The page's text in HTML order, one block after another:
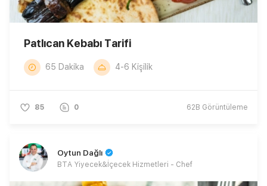
Patlıcan Kebabı Tarifi
65 Dakika 4-6 Kişilik
85 0 62B Görüntüleme
Oytun Dağlı
BTA Yiyecek&İçecek Hizmetleri - Chef